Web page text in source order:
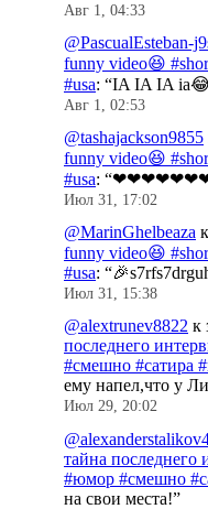
Авг 1, 04:33
@PascualEsteban-
funny video😆
#usa: “IA IA IA
Авг 1, 02:53
@tashajackson9855
funny video😆
#usa: “
Июл 31, 17:02
@MarinGhelbeaza
funny video😆
#usa: “
Июл 31, 15:38
@alextrunev8822 к
последнего
#смешно #сатира
ему напел,что у
Июл 29, 20:02
тайна последнего
#юмор #смешно
на свои места!”